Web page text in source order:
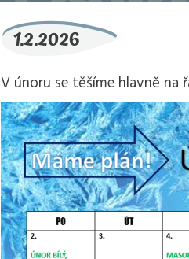
1.2.2026
V únoru se těšíme hlavně na